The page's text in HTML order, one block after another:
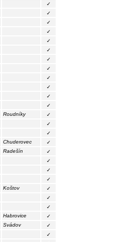
✓
✓
✓
✓
✓
✓
✓
✓
✓
✓
✓
✓
Roudníky
✓
✓
✓
Chuderovec
✓
Radešín
✓
✓
✓
✓
Koštov
✓
✓
✓
Habrovice
✓
Svádov
✓
✓